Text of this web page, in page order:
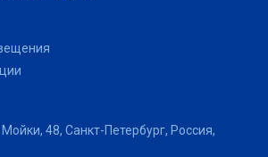
48, Санкт-Петербург, Россия,